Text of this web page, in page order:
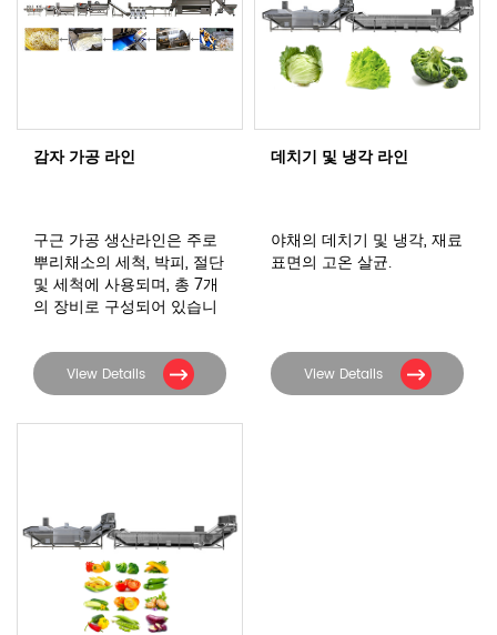
감자 가공 라인
구근 가공 생산라인은 주로
뿌리채소의 세척, 박피, 절단
및 세척에 사용되며, 총 7개
의 장비로 구성되어 있습니
View Details
데치기 및 냉각 라인
야채의 데치기 및 냉각, 재료
표면의 고온 살균.
View Details